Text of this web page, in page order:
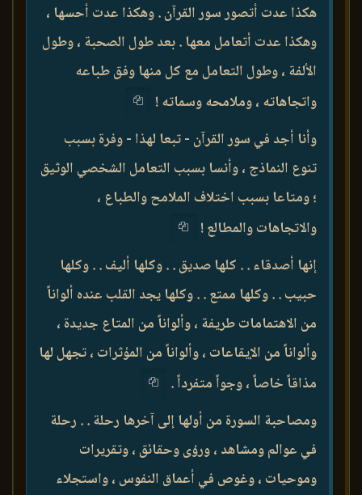
هكذا عدت أتصور سور القرآن . وهكذا عدت أحسها ،
وهكذا عدت أتعامل معها . بعد طول الصحبة ، وطول
الألفة ، وطول التعامل مع كل منها وفق طباعه
واتجاهاته ، وملامحه وسماته !
وأنا أجد في سور القرآن - تبعا لهذا - وفرة بسبب
تنوع النماذج ، وأنسا بسبب التعامل الشخصي الوثيق
؛ ومتاعا بسبب اختلاف الملامح والطباع ،
والاتجاهات والمطالع !
إنها أصدقاء . . كلها صديق . . وكلها أليف . . وكلها
حبيب . . وكلها ممتع . . وكلها يجد القلب عنده ألواناً
من الاهتمامات طريفة ، وألواناً من المتاع جديدة ،
وألواناً من الإيقاعات ، وألواناً من المؤثرات ، تجهل لها
مذاقاً خاصاً ، وجواً متفرداً .
ومصاحبة السورة من أولها إلى آخرها رحلة . . رحلة
في عوالم ومشاهد ، ورؤى وحقائق ، وتقريرات
وموحيات ، وغوص في أعماق النفوس ، واستجلاء